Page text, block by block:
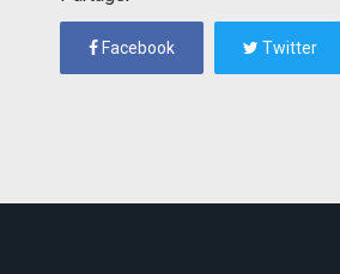
Facebook Twitter